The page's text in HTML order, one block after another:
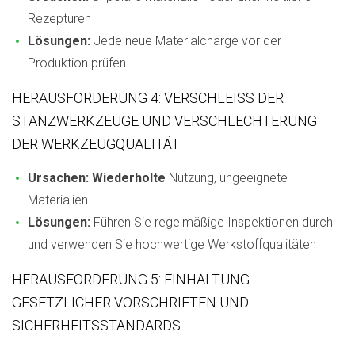
Rezepturen
Lösungen: Jede neue Materialcharge vor der
Produktion prüfen
HERAUSFORDERUNG 4: VERSCHLEISS DER S
TANZWERKZEUGE UND VERSCHLECHTERUNG D
ER WERKZEUGQUALITÄT
Ursachen: Wiederholte Nutzung, ungeeignete
Materialien
Lösungen: Führen Sie regelmäßige Inspektionen durch
und verwenden Sie hochwertige Werkstoffqualitäten
HERAUSFORDERUNG 5: EINHALTUNG
GESETZLICHER VORSCHRIFTEN UND
SICHERHEITSSTANDARDS